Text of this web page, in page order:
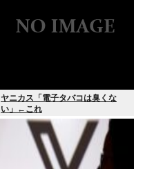
ヤニカス「電子タバコは臭くな
い」←これ